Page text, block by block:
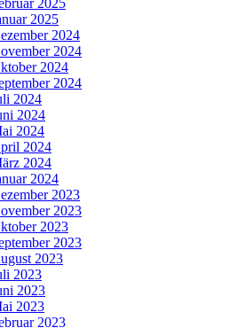
2025
2024
2024
2024
2024
2024
2024
2024
2024
2024
2024
2023
2023
2023
2023
2023
2023
2023
2023
2023